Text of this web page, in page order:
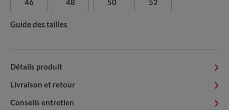
46 48 50 52
Guide des tailles
Détails produit
Livraison et retour
Conseils entretien